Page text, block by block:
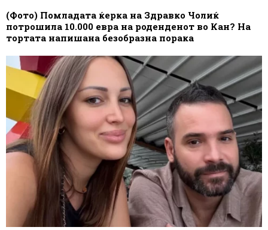
(Фото) Помладата ќерка на Здравко Чолиќ
потрошила 10.000 евра на роденденот во Кан? На
тортата напишана безобразна порака